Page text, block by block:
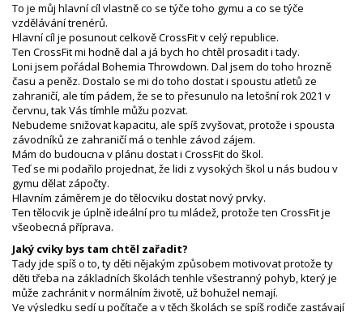
To je můj hlavní cíl vlastně co se týče toho gymu a co se týče
vzdělávání trenérů.
Hlavní cíl je posunout celkově CrossFit v celý republice.
Ten CrossFit mi hodně dal a já bych ho chtěl prosadit i tady.
Loni jsem pořádal Bohemia Throwdown. Dal jsem do toho hrozně
času a peněz. Dostalo se mi do toho dostat i spoustu atletů ze
zahraničí, ale tím pádem, že se to přesunulo na letošní rok 2021 v
červnu, tak Vás tímhle můžu pozvat.
Nebudeme snižovat kapacitu, ale spíš zvyšovat, protože i spousta
závodníků ze zahraničí má o tenhle závod zájem.
Mám do budoucna v plánu dostat i CrossFit do škol.
Teď se mi podařilo projednat, že lidi z vysokých škol u nás budou v
gymu dělat zápočty.
Hlavním záměrem je do tělocviku dostat nový prvky.
Ten tělocvik je úplně ideální pro tu mládež, protože ten CrossFit je
všeobecná příprava.
Jaký cviky bys tam chtěl zařadit?
Tady jde spíš o to, ty děti nějakým způsobem motivovat protože ty
děti třeba na základních školách tenhle všestranný pohyb, který je
může zachránit v normálním životě, už bohužel nemají.
Ve výsledku sedí u počítače a v těch školách se spíš rodiče zastávají